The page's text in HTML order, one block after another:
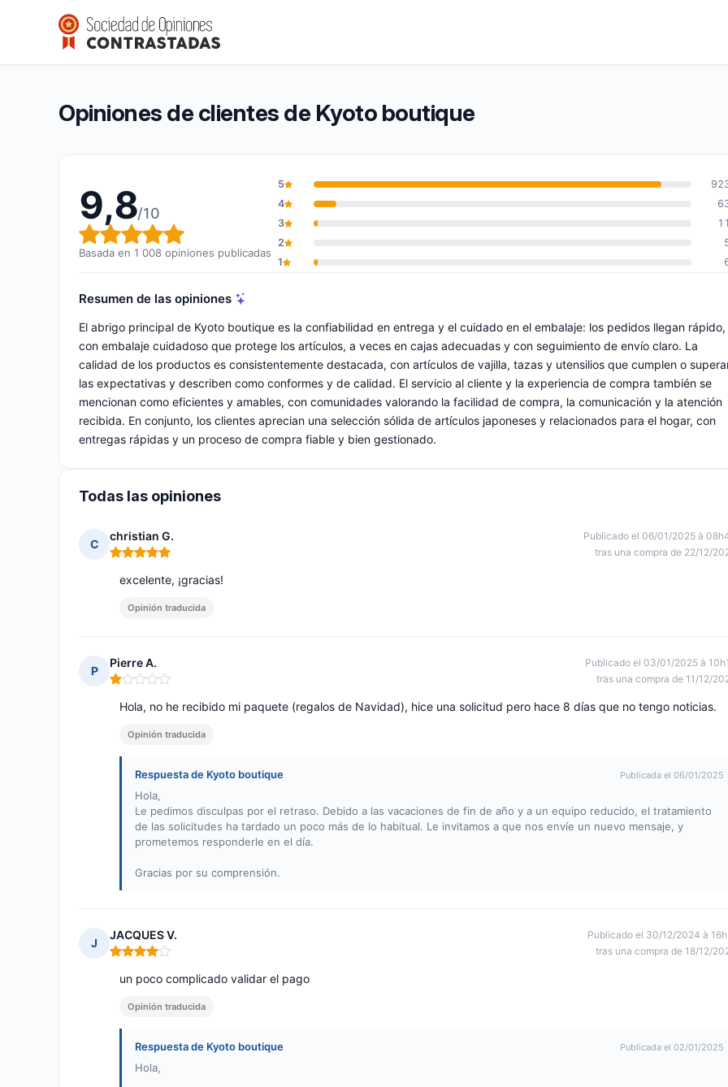
Kyoto boutique
Calificación global: 9,8 de 10
9,8/10(1 008 opiniones)
Opiniones de clientes de Kyoto boutique
9,8/10
Calificación global: 9,8 de 10
Basada en 1 008 opiniones publicadas
5
4
3
11
2
1
Resumen de las opiniones
El abrigo principal de Kyoto boutique es la confiabilidad en entrega y el cuidado en el embalaje: los pedidos llegan rápido,
con embalaje cuidadoso que protege los artículos, a veces en cajas adecuadas y con seguimiento de envío claro. La
calidad de los productos es consistentemente destacada, con artículos de vajilla, tazas y utensilios que cumplen o
las expectativas y describen como conformes y de calidad. El servicio al cliente y la experiencia de compra también se
mencionan como eficientes y amables, con comunidades valorando la facilidad de compra, la comunicación y la atención
recibida. En conjunto, los clientes aprecian una selección sólida de artículos japoneses y relacionados para el hogar, con
entregas rápidas y un proceso de compra fiable y bien gestionado.
Todas las opiniones
C
christian G.
Nota: 5 de 5
Publicado el 06/01/2025 à
tras una compra de 22/12/
excelente, ¡gracias!
Opinión traducida
P
Pierre A.
Nota: 1 de 5
Publicado el 03/01/2025 à
tras una compra de 11/12/
Hola, no he recibido mi paquete (regalos de Navidad), hice una solicitud pero hace 8 días que no tengo noticias.
Opinión traducida
Respuesta de Kyoto boutique Publicada el 06/01/2025
Hola,
Le pedimos disculpas por el retraso. Debido a las vacaciones de fin de año y a un equipo reducido, el tratamiento
de las solicitudes ha tardado un poco más de lo habitual. Le invitamos a que nos envíe un nuevo mensaje, y
prometemos responderle en el día.
Gracias por su comprensión.
J
JACQUES V.
Nota: 4 de 5
Publicado el 30/12/2024 à
tras una compra de 18/12/
un poco complicado validar el pago
Opinión traducida
Respuesta de Kyoto boutique Publicada el 02/01/2025
Hola,